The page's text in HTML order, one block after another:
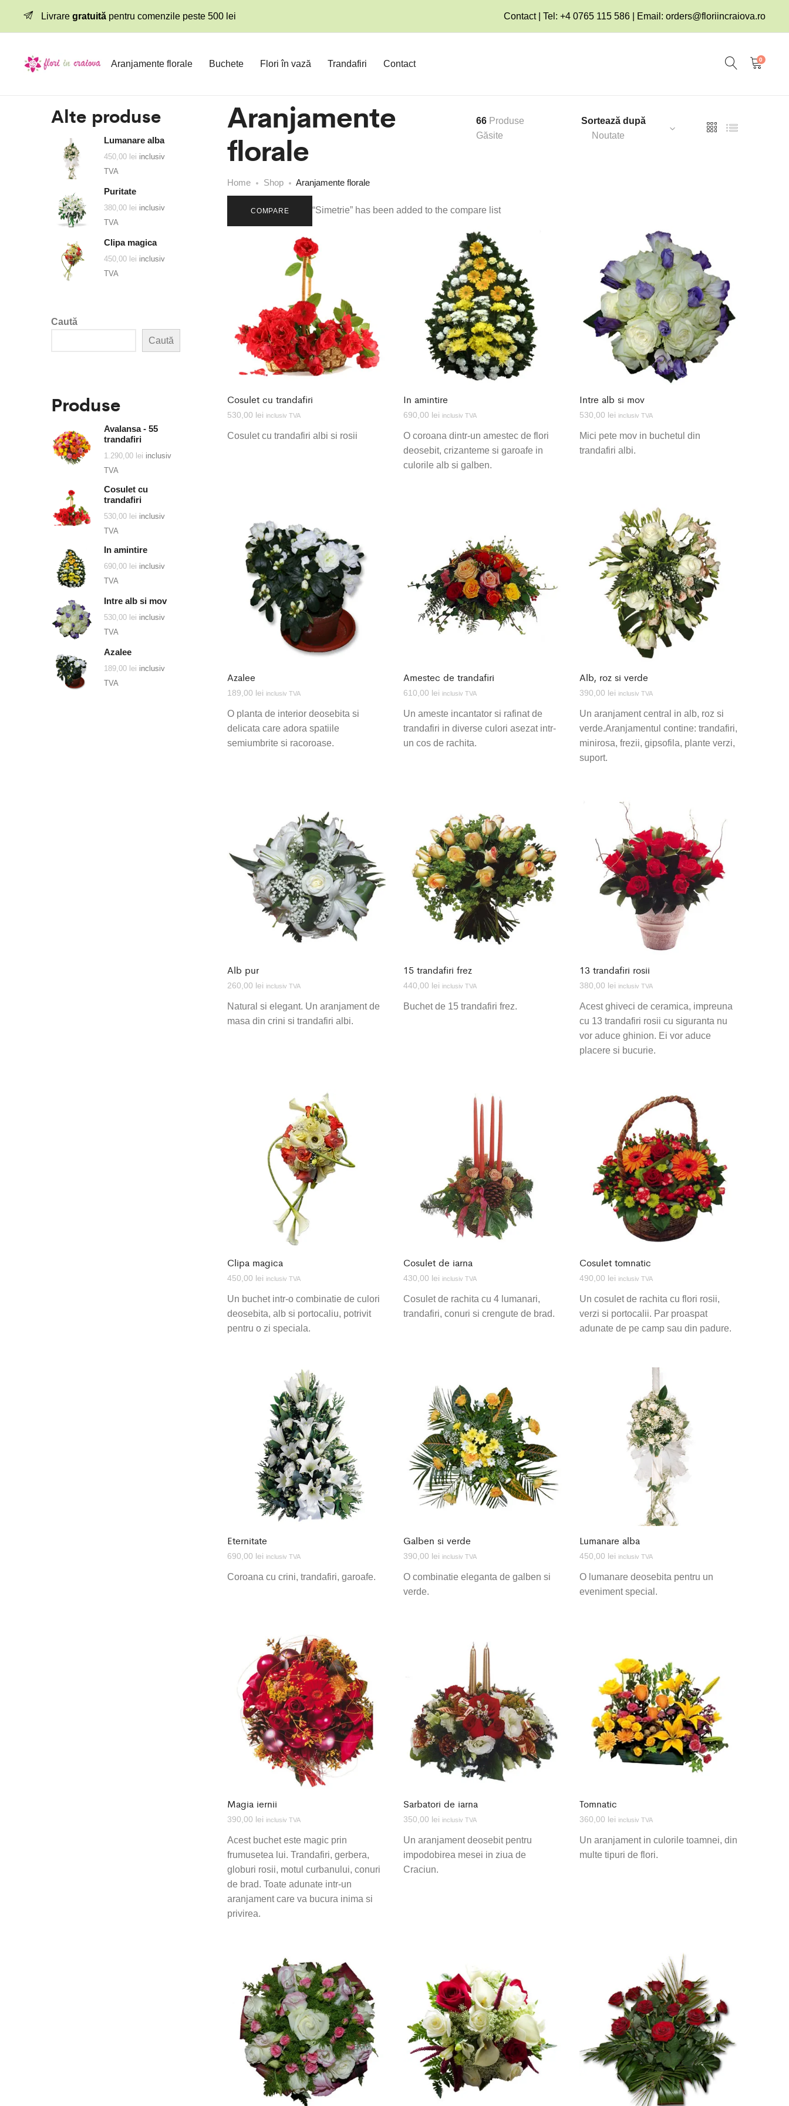
Livrare gratuită pentru comenzile peste 500 lei Contact | Tel: +4 0765 115 586 | Email: orders@floriincraiova.ro
Aranjamente florale Buchete Flori în vază Trandafiri Contact 0
Aranjamente
florale
Home Shop Aranjamente florale
66 Produse
Găsite
Sortează după
Noutate
COMPARE “Simetrie” has been added to the compare list
Cosulet cu trandafiri
530,00 lei inclusiv TVA
Cosulet cu trandafiri albi si rosii
In amintire
690,00 lei inclusiv TVA
O coroana dintr-un amestec de flori
deosebit, crizanteme si garoafe in
culorile alb si galben.
Intre alb si mov
530,00 lei inclusiv TVA
Mici pete mov in buchetul din
trandafiri albi.
Azalee
189,00 lei inclusiv TVA
O planta de interior deosebita si
delicata care adora spatiile
semiumbrite si racoroase.
Amestec de trandafiri
610,00 lei inclusiv TVA
Un ameste incantator si rafinat de
trandafiri in diverse culori asezat intr-
un cos de rachita.
Alb, roz si verde
390,00 lei inclusiv TVA
Un aranjament central in alb, roz si
verde.Aranjamentul contine: trandafiri,
minirosa, frezii, gipsofila, plante verzi,
suport.
Alb pur
260,00 lei inclusiv TVA
Natural si elegant. Un aranjament de
masa din crini si trandafiri albi.
15 trandafiri frez
440,00 lei inclusiv TVA
Buchet de 15 trandafiri frez.
13 trandafiri rosii
380,00 lei inclusiv TVA
Acest ghiveci de ceramica, impreuna
cu 13 trandafiri rosii cu siguranta nu
vor aduce ghinion. Ei vor aduce
placere si bucurie.
Clipa magica
450,00 lei inclusiv TVA
Un buchet intr-o combinatie de culori
deosebita, alb si portocaliu, potrivit
pentru o zi speciala.
Cosulet de iarna
430,00 lei inclusiv TVA
Cosulet de rachita cu 4 lumanari,
trandafiri, conuri si crengute de brad.
Cosulet tomnatic
490,00 lei inclusiv TVA
Un cosulet de rachita cu flori rosii,
verzi si portocalii. Par proaspat
adunate de pe camp sau din padure.
Eternitate
690,00 lei inclusiv TVA
Coroana cu crini, trandafiri, garoafe.
Galben si verde
390,00 lei inclusiv TVA
O combinatie eleganta de galben si
verde.
Lumanare alba
450,00 lei inclusiv TVA
O lumanare deosebita pentru un
eveniment special.
Magia iernii
390,00 lei inclusiv TVA
Acest buchet este magic prin
frumusetea lui. Trandafiri, gerbera,
globuri rosii, motul curbanului, conuri
de brad. Toate adunate intr-un
aranjament care va bucura inima si
privirea.
Sarbatori de iarna
350,00 lei inclusiv TVA
Un aranjament deosebit pentru
impodobirea mesei in ziua de
Craciun.
Tomnatic
360,00 lei inclusiv TVA
Un aranjament in culorile toamnei, din
multe tipuri de flori.
Alte produse
Lumanare alba
450,00 lei inclusiv
TVA
Puritate
380,00 lei inclusiv
TVA
Clipa magica
450,00 lei inclusiv
TVA
Caută
Caută
Produse
Avalansa - 55
trandafiri
1.290,00 lei inclusiv
TVA
Cosulet cu
trandafiri
530,00 lei inclusiv
TVA
In amintire
690,00 lei inclusiv
TVA
Intre alb si mov
530,00 lei inclusiv
TVA
Azalee
189,00 lei inclusiv
TVA